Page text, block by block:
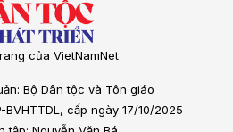
của VietNamNet
Bộ Dân tộc và Tôn giáo
BVHTTDL, cấp ngày 17/10/2025